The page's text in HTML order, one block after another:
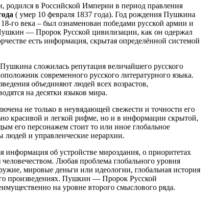
в Российской Империи в период правления
( умер 10 февраля 1837 года). Год рождения Пушкина
го века – был ознаменован победами русской армии и
— Пророк Русской цивилизации, как он одержал
есть информация, скрытая определённой системой
сложилась репутация величайшего русского
современного русского литературного языка.
объединяют людей всех возрастов,
на десятки языков мира.
не только в неувядающей свежести и точности его
красивой и легкой рифме, но и в информации скрытой,
его персонажем стоит то или иное глобальное
людей и управленческие иерархии.
об устройстве мироздания, о приоритетах
Любая проблема глобального уровня
мировые деньги или идеологии, глобальная история
произведениях. Пушкин — Пророк Русской
на уровне второго смыслового ряда.